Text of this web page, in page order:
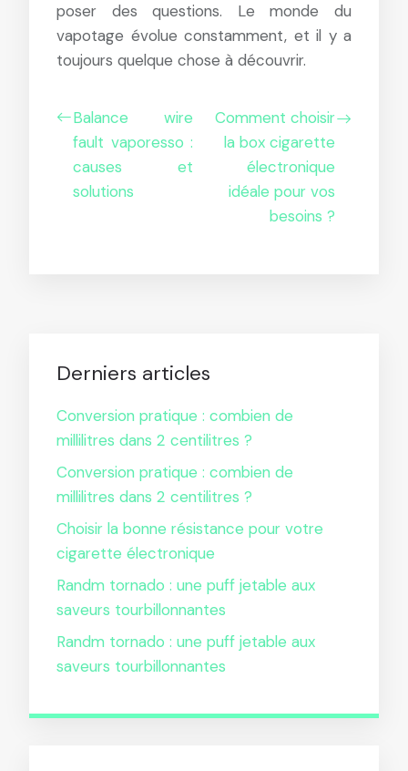
poser des questions. Le monde du
vapotage évolue constamment, et il y a
toujours quelque chose à découvrir.
Balance wire
fault vaporesso :
causes et
solutions
Comment choisir
la box cigarette
électronique
idéale pour vos
besoins ?
Derniers articles
Conversion pratique : combien de
millilitres dans 2 centilitres ?
Conversion pratique : combien de
millilitres dans 2 centilitres ?
Choisir la bonne résistance pour votre
cigarette électronique
Randm tornado : une puff jetable aux
saveurs tourbillonnantes
Randm tornado : une puff jetable aux
saveurs tourbillonnantes